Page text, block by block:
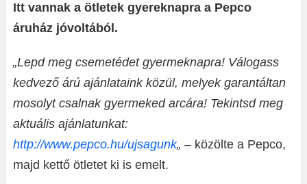
Itt vannak a ötletek gyereknapra a Pepco
áruház jóvoltából.
„Lepd meg csemetédet gyermeknapra! Válogass
kedvező árú ajánlataink közül, melyek garantáltan
mosolyt csalnak gyermeked arcára! Tekintsd meg
aktuális ajánlatunkat:
http://www.pepco.hu/ujsagunk„ – közölte a Pepco,
majd kettő ötletet ki is emelt.